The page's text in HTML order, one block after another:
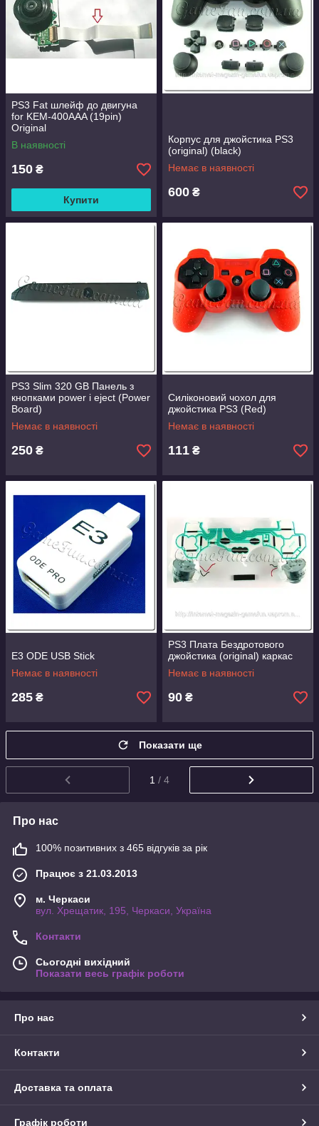
PS3 Fat шлейф до двигуна
for KEM-400AAA (19pin)
Original
В наявності
150 ₴
Купити
Корпус для джойстика PS3
(original) (black)
Немає в наявності
600 ₴
PS3 Slim 320 GB Панель з
кнопками power і eject (Power
Board)
Немає в наявності
250 ₴
Силіконовий чохол для
джойстика PS3 (Red)
Немає в наявності
111 ₴
E3 ODE USB Stiсk
Немає в наявності
285 ₴
PS3 Плата Бездротового
джойстика (original) каркас
Немає в наявності
90 ₴
Показати ще
1 / 4
Про нас
100% позитивних з 465 відгуків за рік
Працює з 21.03.2013
м. Черкаси
вул. Хрещатик, 195, Черкаси, Україна
Контакти
Сьогодні вихідний
Показати весь графік роботи
Про нас
Контакти
Доставка та оплата
Графік роботи